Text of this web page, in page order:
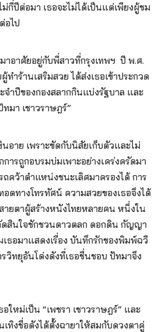
กี่ปีต่อมา เธอจะไม่ได้เป็นแต่เพียงผู้ชม
อไป
าอาศัยอยู่กับพี่สาวที่กรุงเทพฯ ปี พ.ศ.
ำร้านเสริมสวย ได้ส่งเธอเข้าประกวด
จำปีของกองสลากกินแบ่งรัฐบาล และ
มา เชาวราษฎร์”
อาย เพราะขัดกับนิสัยเก็บตัวและไม่
ารถูกอบรมบ่มเพาะอย่างเคร่งครัดมา
คว้าตำแหน่งชนะเลิศมาครองได้ การ
ดทางโทรทัศน์ ความสวยของเธอจึงได้
ายตาผู้สร้างหนังไทยหลายคน หนึ่งใน
สินใจชักชวนดาวตลก ดอกดิน กัญญา
ธอมาแสดงเรื่อง บันทึกรักของพิมพ์ฉวี
วิทยุอันโด่งดังที่เธอชื่นชอบ ปัทมาจึง
ใหม่เป็น “เพชรา เชาวราษฎร์” และ
ทิงชื่อดังได้ตั้งฉายาให้สมกับดวงตาคู่